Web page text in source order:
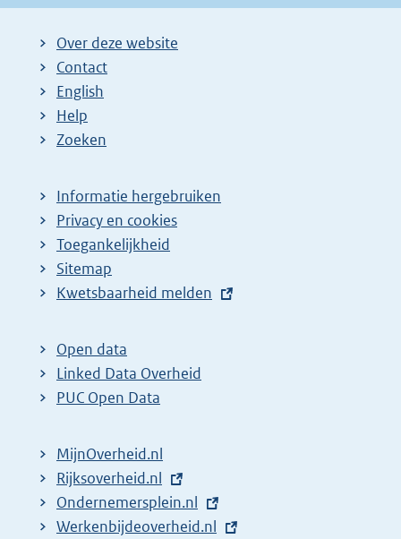
Over deze website
Contact
English
Help
Zoeken
Informatie hergebruiken
Privacy en cookies
Toegankelijkheid
Sitemap
E
t
e
r
l
i
n
k
Kwetsbaarheid melden
Open data
Linked Data Overheid
PUC Open Data
MijnOverheid.nl
E
x
t
Rijksoverheid.nl
E
x
Ondernemersplein.nl
E
Werkenbijdeoverheid.nl